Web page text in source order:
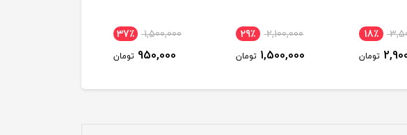
18٪
تومان
2,100,000 29٪
1,500,000 تومان
1,500,000 37٪
950,000 تومان